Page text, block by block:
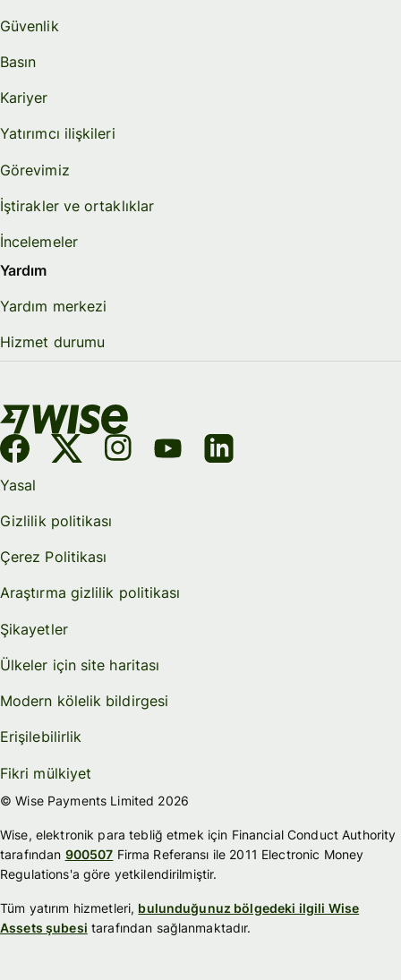
Güvenlik
Basın
Kariyer
Yatırımcı ilişkileri
Görevimiz
İştirakler ve ortaklıklar
İncelemeler
Yardım
Yardım merkezi
Hizmet durumu
Yasal
Gizlilik politikası
Çerez Politikası
Araştırma gizlilik politikası
Şikayetler
Ülkeler için site haritası
Modern kölelik bildirgesi
Erişilebilirlik
Fikri mülkiyet
© Wise Payments Limited 2026
Wise, elektronik para tebliğ etmek için Financial Conduct Authority
tarafından 900507 Firma Referansı ile 2011 Electronic Money
Regulations'a göre yetkilendirilmiştir.
Tüm yatırım hizmetleri, bulunduğunuz bölgedeki ilgili Wise
Assets şubesi tarafından sağlanmaktadır.